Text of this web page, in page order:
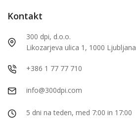
Kontakt
300 dpi, d.o.o.
Likozarjeva ulica 1, 1000 Ljubljana
+386 1 77 77 710
info@300dpi.com
5 dni na teden, med 7:00 in 17:00